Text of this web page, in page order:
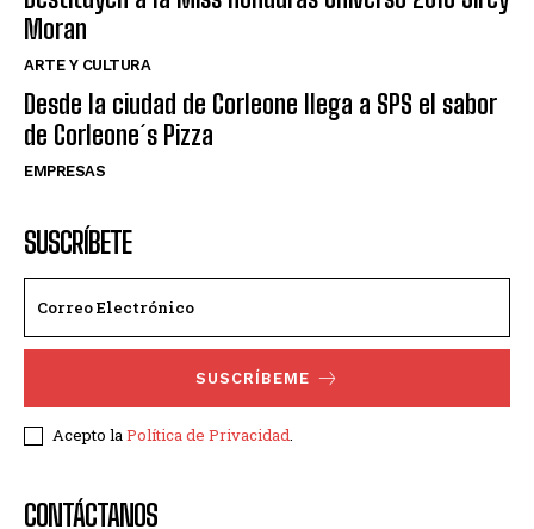
Moran
ARTE Y CULTURA
Desde la ciudad de Corleone llega a SPS el sabor
de Corleone´s Pizza
EMPRESAS
SUSCRÍBETE
SUSCRÍBEME
Acepto laPolítica de Privacidad.
CONTÁCTANOS